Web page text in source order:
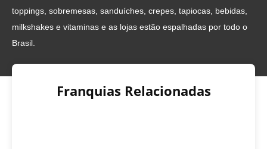
toppings, sobremesas, sanduíches, crepes, tapiocas, bebidas,
milkshakes e vitaminas e as lojas estão espalhadas por todo o
Brasil.
Franquias Relacionadas